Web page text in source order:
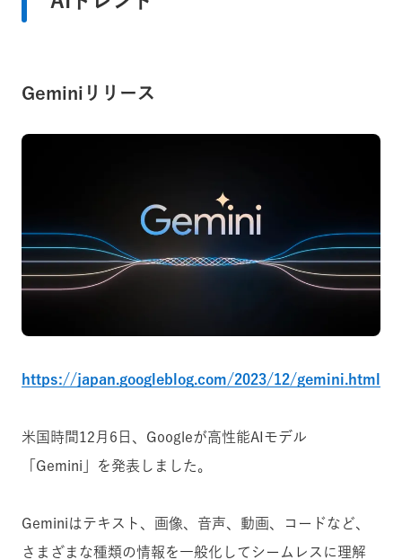
Geminiリリース
https://japan.googleblog.com/2023/12/gemini.html
米国時間12月6日、Googleが高性能AIモデル
「Gemini」を発表しました。
Geminiはテキスト、画像、音声、動画、コードなど、
さまざまな種類の情報を一般化してシームレスに理解